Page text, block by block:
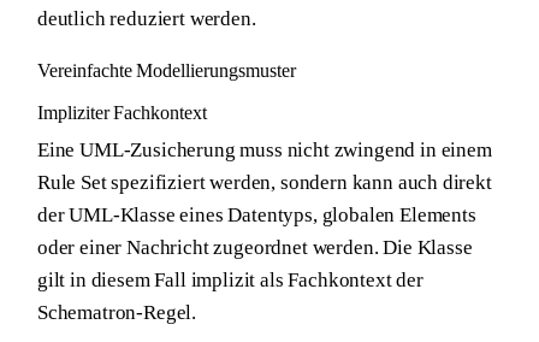
deutlich reduziert werden.
Vereinfachte Modellierungsmuster
Impliziter Fachkontext
Eine UML-Zusicherung muss nicht zwingend in einem
Rule Set spezifiziert werden, sondern kann auch direkt
der UML-Klasse eines Datentyps, globalen Elements
oder einer Nachricht zugeordnet werden. Die Klasse
gilt in diesem Fall implizit als Fachkontext der
Schematron-Regel.